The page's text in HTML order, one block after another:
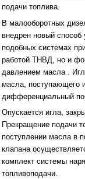
подачи топлива.
В малооборотных
внедрен новый способ
подобных системах
работой ТНВД, но и
давлением масла .
масла, поступающего
дифференциальный
Опускается игла,
Прекращение подачи
поступлении масла в
клапана
комплект системы
топливоподачи.